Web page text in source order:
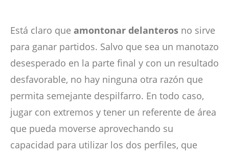
Está claro que amontonar delanteros no sirve
para ganar partidos. Salvo que sea un manotazo
desesperado en la parte final y con un resultado
desfavorable, no hay ninguna otra razón que
permita semejante despilfarro. En todo caso,
jugar con extremos y tener un referente de área
que pueda moverse aprovechando su
capacidad para utilizar los dos perfiles, que